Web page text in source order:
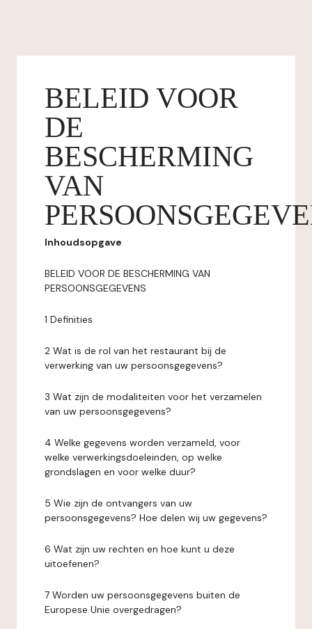
BELEID VOOR
DE
BESCHERMING
VAN
Inhoudsopgave
BELEID VOOR DE BESCHERMING VAN
PERSOONSGEGEVENS
1 Definities
2 Wat is de rol van het restaurant bij de
verwerking van uw persoonsgegevens?
3 Wat zijn de modaliteiten voor het verzamelen
van uw persoonsgegevens?
4 Welke gegevens worden verzameld, voor
welke verwerkingsdoeleinden, op welke
grondslagen en voor welke duur?
5 Wie zijn de ontvangers van uw
persoonsgegevens? Hoe delen wij uw gegevens?
6 Wat zijn uw rechten en hoe kunt u deze
uitoefenen?
7 Worden uw persoonsgegevens buiten de
Europese Unie overgedragen?